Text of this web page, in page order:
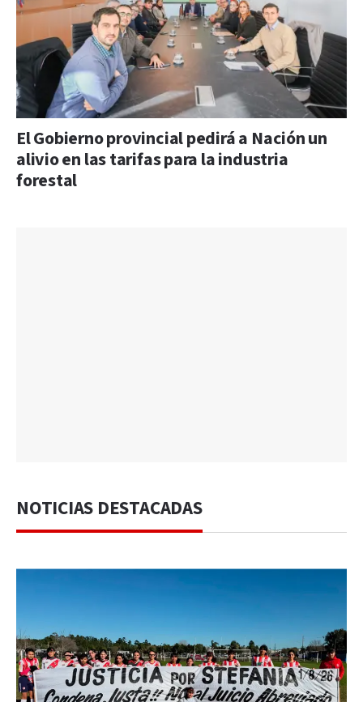
El Gobierno provincial pedirá a Nación un
alivio en las tarifas para la industria
forestal
NOTICIAS DESTACADAS